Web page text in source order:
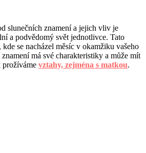
slunečních znamení a jejich vliv je
a podvědomý svět jednotlivce. Tato
se nacházel měsíc v okamžiku vašeho
má své charakteristiky a může mít
vztahy, zejména s matkou.